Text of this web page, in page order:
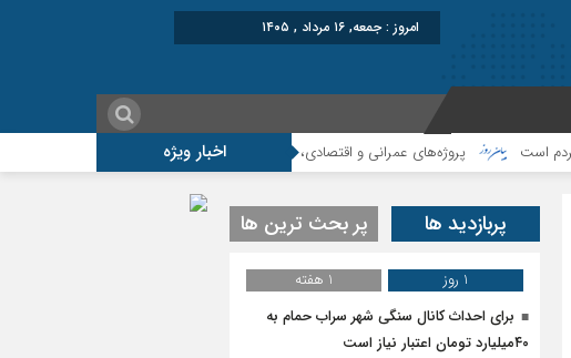
امروز : جمعه, ۱۶ مرداد , ۱۴۰۵
اخبار ویژه
پروژه‌های عمرانی و اقتصادی، شتاب‌دهنده توسعه پلدختر هستند
پربازدید ها پر بحث ترین ها
1 روز
1 هفته
برای احداث کانال سنگی شهر سراب حمام به
۴۰میلیارد تومان اعتبار نیاز است